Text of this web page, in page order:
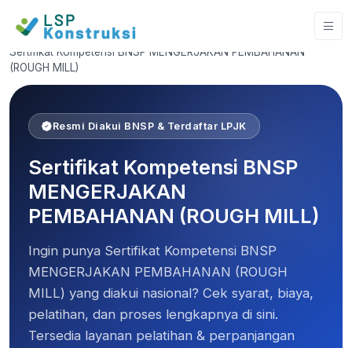
Home
Sertifikat Kompetensi BNSP MENGERJAKAN PEMBAHANAN
(ROUGH MILL)
Resmi Diakui BNSP & Terdaftar LPJK
Sertifikat Kompetensi BNSP
MENGERJAKAN
PEMBAHANAN (ROUGH MILL)
Ingin punya Sertifikat Kompetensi BNSP
MENGERJAKAN PEMBAHANAN (ROUGH
MILL) yang diakui nasional? Cek syarat, biaya,
pelatihan, dan proses lengkapnya di sini.
Tersedia layanan pelatihan & perpanjangan